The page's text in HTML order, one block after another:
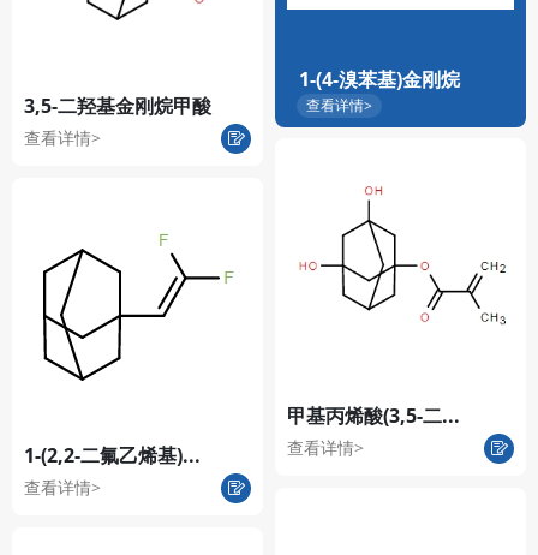
3,5-二羟基金刚烷甲酸
查看详情>
1-(4-溴苯基)金刚烷
查看详情>
1-(2,2-二氟乙烯基)...
查看详情>
甲基丙烯酸(3,5-二...
查看详情>